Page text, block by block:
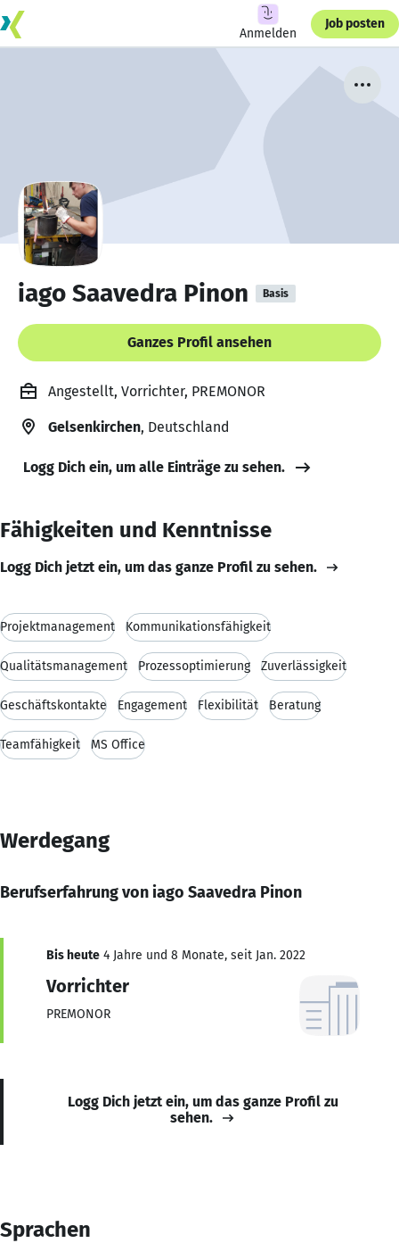
Anmelden
Job posten
iago Saavedra Pinon Basis
Ganzes Profil ansehen
Angestellt, Vorrichter, PREMONOR
Gelsenkirchen, Deutschland
Logg Dich ein, um alle Einträge zu sehen.
Fähigkeiten und Kenntnisse
Logg Dich jetzt ein, um das ganze Profil zu sehen.
Projektmanagement Kommunikationsfähigkeit
Qualitätsmanagement Prozessoptimierung Zuverlässigkeit
Geschäftskontakte Engagement Flexibilität Beratung
Teamfähigkeit MS Office
Werdegang
Berufserfahrung von iago Saavedra Pinon
Bis heute 4 Jahre und 8 Monate, seit Jan. 2022
Vorrichter
PREMONOR
Logg Dich jetzt ein, um das ganze Profil zu
sehen.
Sprachen